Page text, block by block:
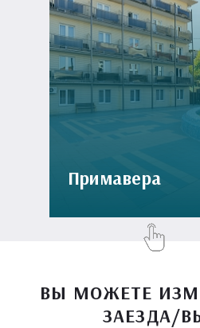
Примавера
ВЫ МОЖЕТЕ
ЗАЕЗДА/